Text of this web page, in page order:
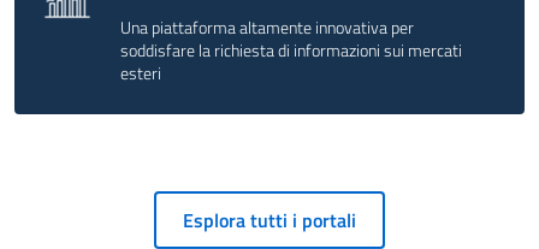
Una piattaforma altamente innovativa per
soddisfare la richiesta di informazioni sui mercati
esteri
Esplora tutti i portali